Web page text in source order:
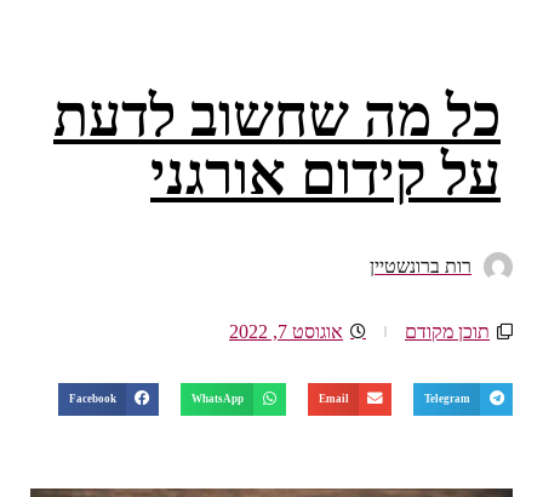
כל מה שחשוב לדעת
על קידום אורגני
רות ברונשטיין
תוכן מקודם אוגוסט 7, 2022
Telegram
Email
WhatsApp
Facebook